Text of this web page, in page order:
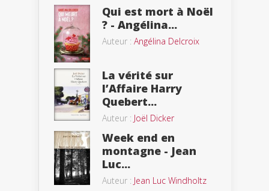
Qui est mort à Noël
? - Angélina...
Auteur : Angélina Delcroix
La vérité sur
l’Affaire Harry
Quebert...
Auteur : Joël Dicker
Week end en
montagne - Jean
Luc...
Auteur : Jean Luc Windholtz